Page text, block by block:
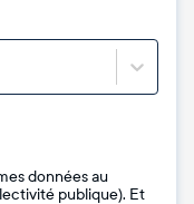
données au
publique). Et